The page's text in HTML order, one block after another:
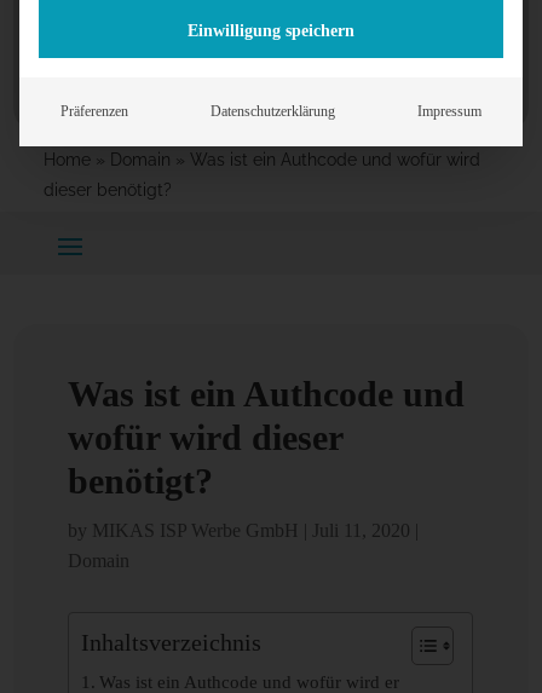
Home » Domain »Was ist ein Authcode und wofür wird
dieser benötigt?
Was ist ein Authcode und
wofür wird dieser
benötigt?
by MIKAS ISP Werbe GmbH Juli 11, 2020
Domain
Inhaltsverzeichnis
Was ist ein Authcode und wofür wird er
Einwilligung speichern
Präferenzen Datenschutzerklärung Impressum